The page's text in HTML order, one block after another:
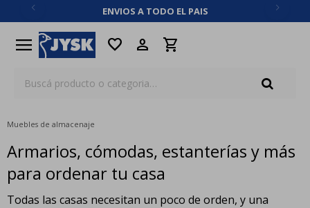
ENVIOS A TODO EL PAIS
menu favorite
Muebles de almacenaje
Armarios, cómodas, estanterías y más
para ordenar tu casa
Todas las casas necesitan un poco de orden, y una
close